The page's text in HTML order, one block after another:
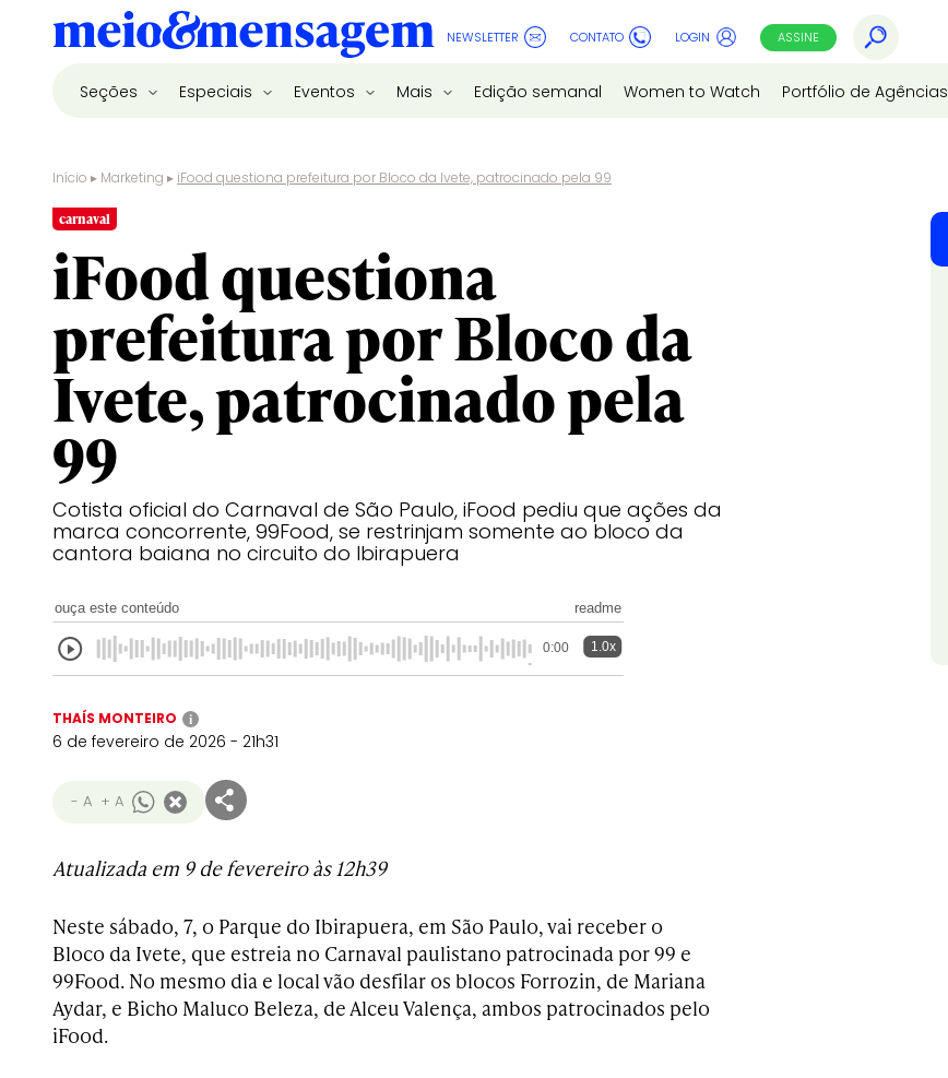
NEWSLETTER CONTATO LOGIN ASSINE
Seções Especiais Eventos Mais Edição semanal Women to Watch Portfólio de Agências
Início ▸ Marketing ▸ iFood questiona prefeitura por Bloco da Ivete, patrocinado pela 99
carnaval
iFood questiona
prefeitura por Bloco da
Ivete, patrocinado pela
99
Cotista oficial do Carnaval de São Paulo, iFood pediu que ações da
marca concorrente, 99Food, se restrinjam somente ao bloco da
cantora baiana no circuito do Ibirapuera
ouça este conteúdo readme
0:00 1.0x
THAÍS MONTEIRO i
6 de fevereiro de 2026 - 21h31
- A + A
Atualizada em 9 de fevereiro às 12h39
Neste sábado, 7, o Parque do Ibirapuera, em São Paulo, vai receber o
Bloco da Ivete, que estreia no Carnaval paulistano patrocinada por 99 e
99Food. No mesmo dia e local vão desfilar os blocos Forrozin, de Mariana
Aydar, e Bicho Maluco Beleza, de Alceu Valença, ambos patrocinados pelo
iFood.